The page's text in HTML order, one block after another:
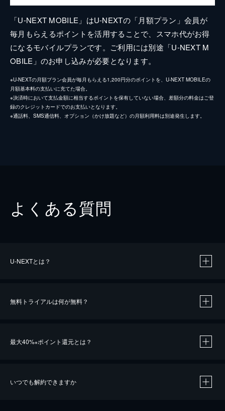
「U-NEXT MOBILE」はU-NEXTの「月額プラン」会員が
毎月もらえるポイントを活用することで、スマホ代がお得
になるモバイルプランです。ご利用には別途「U-NEXT M
OBILE」のお申し込みが必要となります。
※U-NEXTの月額プラン会員が毎月もらえる1,200円分のポイントを、U-NEXT MOBILEの
月額基本料の支払いに充てた場合。
※決済時において支払金額に相当するポイントを保有していない場合、差額分の料金はご登
録のクレジットカードでのお支払いとなります。
※通話料、SMS通信料、オプション（かけ放題など）の月額利用料は別途発生します。
よくある質問
U-NEXTとは？
無料トライアルは何が無料？
最大40%※ポイント還元とは？
いつでも解約できますか